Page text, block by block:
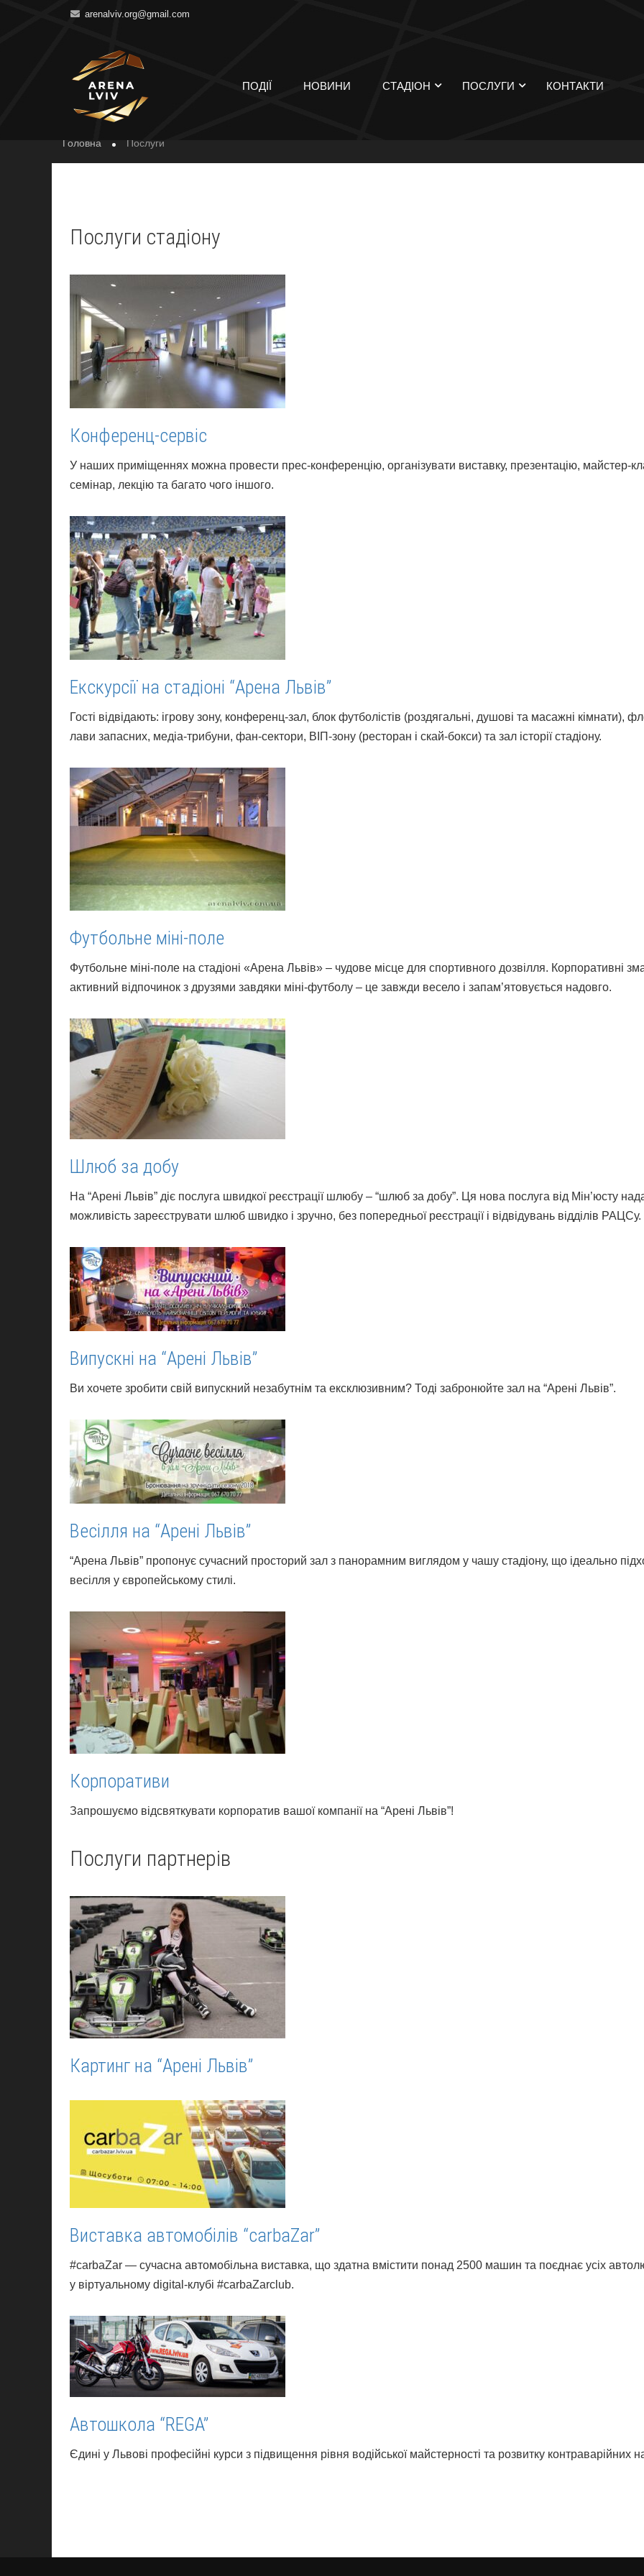
arenalviv.org@gmail.com
ПОДІЇ НОВИНИ СТАДІОН ПОСЛУГИ КОНТАКТИ
ПОСЛУГИ
Головна Послуги
Послуги стадіону
Конференц-сервіс
У наших приміщеннях можна провести прес-конференцію, організувати виставку, презентацію, майстер-
семінар, лекцію та багато чого іншого.
Екскурсії на стадіоні “Арена Львів”
Гості відвідають: ігрову зону, конференц-зал, блок футболістів (роздягальні, душові та масажні кімнати),
лави запасних, медіа-трибуни, фан-сектори, ВІП-зону (ресторан і скай-бокси) та зал історії стадіону.
Футбольне міні-поле
Футбольне міні-поле на стадіоні «Арена Львів» – чудове місце для спортивного дозвілля. Корпоративні
активний відпочинок з друзями завдяки міні-футболу – це завжди весело і запам’ятовується надовго.
Шлюб за добу
На “Арені Львів” діє послуга швидкої реєстрації шлюбу – “шлюб за добу”. Ця нова послуга від Мін’юсту
можливість зареєструвати шлюб швидко і зручно, без попередньої реєстрації і відвідувань відділів РАЦСу.
Випускні на “Арені Львів”
Ви хочете зробити свій випускний незабутнім та ексклюзивним? Тоді забронюйте зал на “Арені Львів”.
Весілля на “Арені Львів”
“Арена Львів” пропонує сучасний просторий зал з панорамним виглядом у чашу стадіону, що ідеально
весілля у європейському стилі.
Корпоративи
Запрошуємо відсвяткувати корпоратив вашої компанії на “Арені Львів”!
Послуги партнерів
Картинг на “Арені Львів”
Виставка автомобілів “carbaZar”
#carbaZar — сучасна автомобільна виставка, що здатна вмістити понад 2500 машин та поєднає усіх
у віртуальному digital-клубі #carbaZarclub.
Автошкола “REGA”
Єдині у Львові професійні курси з підвищення рівня водійської майстерності та розвитку контраварійних